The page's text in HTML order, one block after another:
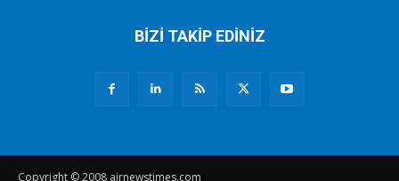
BİZİ TAKİP EDİNİZ
Copyright © 2008 airnewstimes.com